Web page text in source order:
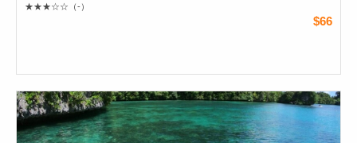
★★★☆☆ （-）
$66